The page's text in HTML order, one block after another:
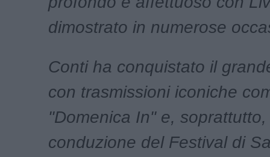
dimostrato in numerose
Conti ha conquistato il
con trasmissioni iconiche
"Domenica In" e,
conduzione del Festival di